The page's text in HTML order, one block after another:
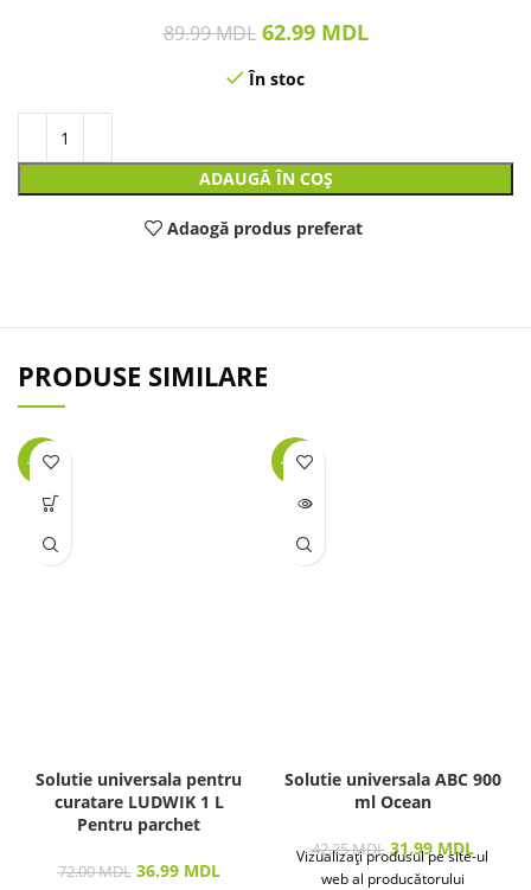
89.99MDL 62.99 MDL
În stoc
ADAUGĂ ÎN COȘ
Adaogă produs preferat
PRODUSE SIMILARE
-49%
Solutie universala pentru
curatare LUDWIK 1 L
Pentru parchet
72.00MDL 36.99 MDL
-24%
LIPSĂ
Solutie universala ABC 900
ml Ocean
42.25MDL 31.99 MDL
Vizualizați produsul pe site-ul
web al producătorului